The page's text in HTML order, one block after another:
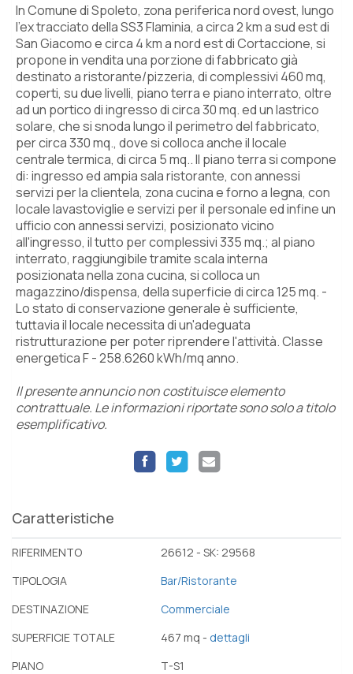
In Comune di Spoleto, zona periferica nord ovest, lungo
l'ex tracciato della SS3 Flaminia, a circa 2 km a sud est di
San Giacomo e circa 4 km a nord est di Cortaccione, si
propone in vendita una porzione di fabbricato già
destinato a ristorante/pizzeria, di complessivi 460 mq,
coperti, su due livelli, piano terra e piano interrato, oltre
ad un portico di ingresso di circa 30 mq. ed un lastrico
solare, che si snoda lungo il perimetro del fabbricato,
per circa 330 mq., dove si colloca anche il locale
centrale termica, di circa 5 mq.. Il piano terra si compone
di: ingresso ed ampia sala ristorante, con annessi
servizi per la clientela, zona cucina e forno a legna, con
locale lavastoviglie e servizi per il personale ed infine un
ufficio con annessi servizi, posizionato vicino
all'ingresso, il tutto per complessivi 335 mq.; al piano
interrato, raggiungibile tramite scala interna
posizionata nella zona cucina, si colloca un
magazzino/dispensa, della superficie di circa 125 mq. -
Lo stato di conservazione generale è sufficiente,
tuttavia il locale necessita di un'adeguata
ristrutturazione per poter riprendere l'attività. Classe
energetica F - 258.6260 kWh/mq anno.
Il presente annuncio non costituisce elemento
contrattuale. Le informazioni riportate sono solo a titolo
esemplificativo.
Caratteristiche
RIFERIMENTO
26612 - SK: 29568
TIPOLOGIA
Bar/Ristorante
DESTINAZIONE
Commerciale
SUPERFICIE TOTALE
467 mq - dettagli
PIANO
T-S1